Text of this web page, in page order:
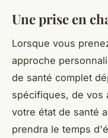
Une prise en
Lorsque vous
approche
de santé complet
spécifiques, de vos
votre état de santé
prendra le temps